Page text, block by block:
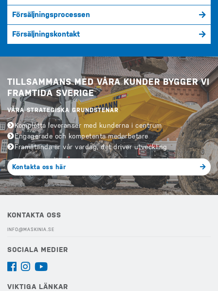
Försäljningsprocessen
Försäljningskontakt
TILLSAMMANS MED VÅRA KUNDER BYGGER VI
FRAMTIDA SVERIGE
VÅRA STRATEGISKA GRUNDSTENAR
Kompletta leveranser med kunderna i centrum
Engagerade och kompetenta medarbetare
Framåtanda är vår vardag, det driver utveckling
Kontakta oss här
KONTAKTA OSS
INFO@MASKINIA.SE
SOCIALA MEDIER
VIKTIGA LÄNKAR